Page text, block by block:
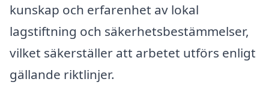
kunskap och erfarenhet av lokal
lagstiftning och säkerhetsbestämmelser,
vilket säkerställer att arbetet utförs enligt
gällande riktlinjer.